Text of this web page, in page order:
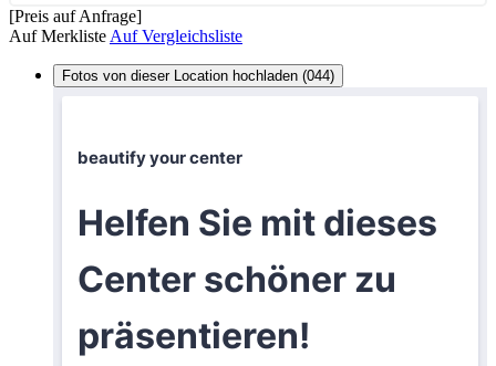
[Preis auf Anfrage]
Auf Merkliste Auf Vergleichsliste
Fotos von dieser Location hochladen (044)